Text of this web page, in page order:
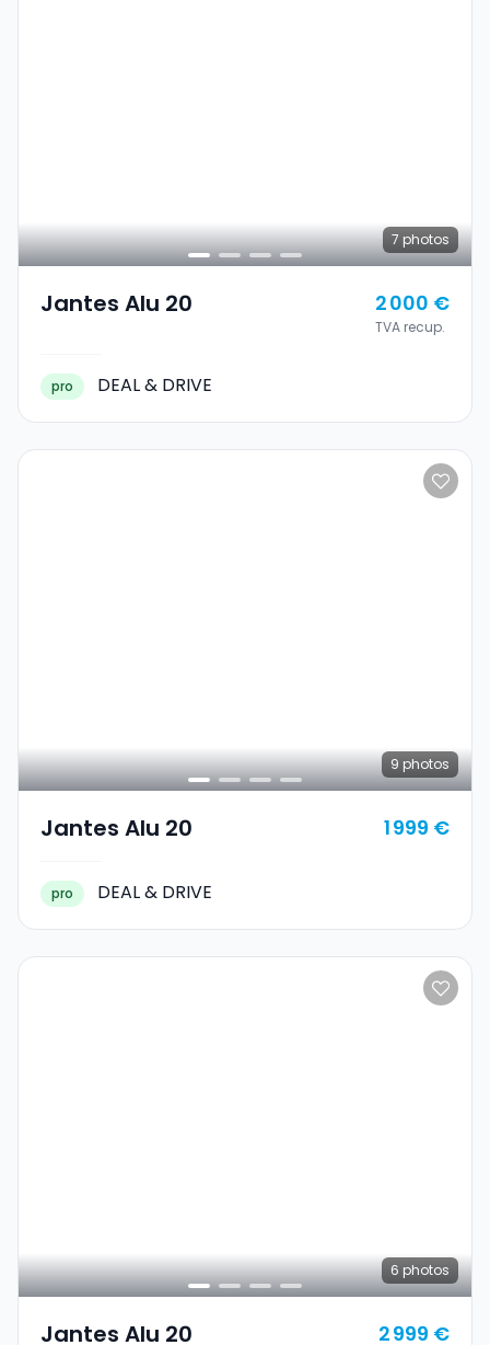
7 photos
Jantes Alu 20 2 000 €
TVA recup.
pro DEAL & DRIVE
9 photos
Jantes Alu 20 1 999 €
pro DEAL & DRIVE
6 photos
Jantes Alu 20 2 999 €